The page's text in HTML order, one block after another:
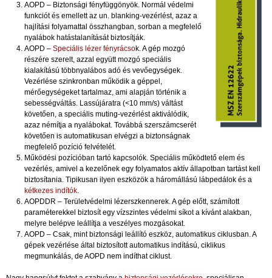
AOPD – Biztonsági fényfüggönyök. Normál védelmi
funkciót és emellett az un. blanking-vezérlést, azaz a
hajlítási folyamattal összhangban, sorban a megfelelő
nyalábok hatástalanítását biztosítják.
AOPD – Speciális lézer fényrácsok. A gép mozgó
részére szerelt, azzal együtt mozgó speciális
kialakítású többnyalábos adó és vevőegységek.
Vezérlése szinkronban működik a géppel,
mérőegységeket tartalmaz, ami alapján történik a
sebességváltás. Lassújáratra (<10 mm/s) váltást
követően, a speciális muting-vezérlést aktiválódik,
azaz némítja a nyalábokat. Továbbá szerszámcserét
követően is automatikusan elvégzi a biztonságnak
megfelelő pozíció felvételét.
Működési pozícióban tartó kapcsolók. Speciális működtető elem és
vezérlés, amivel a kezelőnek egy folyamatos aktív állapotban tartást kell
biztosítania. Tipikusan ilyen eszközök a háromállású lábpedálok és a
kétkezes indítók.
AOPDDR – Területvédelmi lézerszkennerek. A gép előtt, számított
paraméterekkel biztosít egy vízszintes védelmi síkot a kívánt alakban,
melyre belépve leállítja a veszélyes mozgásokat.
AOPD – Csak, mint biztonsági leállító eszköz, automatikus ciklusban. A
gépek vezérlése által biztosított automatikus indítású, ciklikus
megmunkálás, de AOPD nem indíthat ciklust.